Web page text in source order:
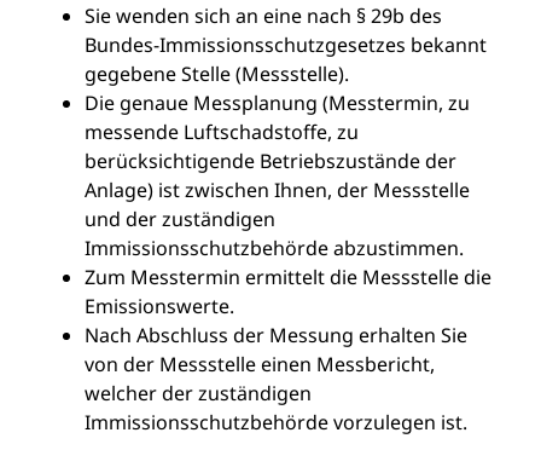
Sie wenden sich an eine nach § 29b des
Bundes-Immissionsschutzgesetzes bekannt
gegebene Stelle (Messstelle).
Die genaue Messplanung (Messtermin, zu
messende Luftschadstoffe, zu
berücksichtigende Betriebszustände der
Anlage) ist zwischen Ihnen, der Messstelle
und der zuständigen
Immissionsschutzbehörde abzustimmen.
Zum Messtermin ermittelt die Messstelle die
Emissionswerte.
Nach Abschluss der Messung erhalten Sie
von der Messstelle einen Messbericht,
welcher der zuständigen
Immissionsschutzbehörde vorzulegen ist.